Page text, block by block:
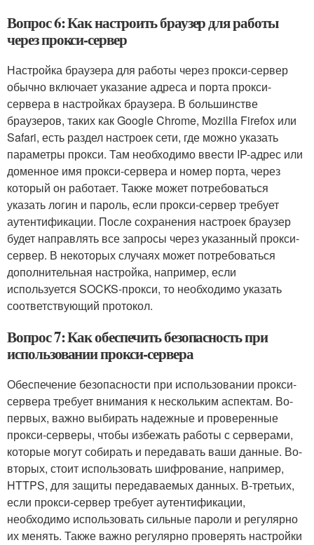
Вопрос 6: Как настроить браузер для работы
через прокси-сервер
Настройка браузера для работы через прокси-сервер
обычно включает указание адреса и порта прокси-
сервера в настройках браузера. В большинстве
браузеров, таких как Google Chrome, Mozilla Firefox или
Safari, есть раздел настроек сети, где можно указать
параметры прокси. Там необходимо ввести IP-адрес или
доменное имя прокси-сервера и номер порта, через
который он работает. Также может потребоваться
указать логин и пароль, если прокси-сервер требует
аутентификации. После сохранения настроек браузер
будет направлять все запросы через указанный прокси-
сервер. В некоторых случаях может потребоваться
дополнительная настройка, например, если
используется SOCKS-прокси, то необходимо указать
соответствующий протокол.
Вопрос 7: Как обеспечить безопасность при
использовании прокси-сервера
Обеспечение безопасности при использовании прокси-
сервера требует внимания к нескольким аспектам. Во-
первых, важно выбирать надежные и проверенные
прокси-серверы, чтобы избежать работы с серверами,
которые могут собирать и передавать ваши данные. Во-
вторых, стоит использовать шифрование, например,
HTTPS, для защиты передаваемых данных. В-третьих,
если прокси-сервер требует аутентификации,
необходимо использовать сильные пароли и регулярно
их менять. Также важно регулярно проверять настройки